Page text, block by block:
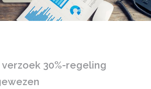
30%-regeling